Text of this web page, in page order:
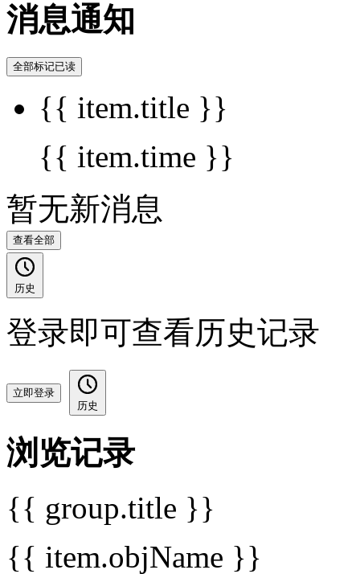
消息通知
全部标记已读
{{ item.title }}
{{ item.time }}
暂无新消息
查看全部
历史
登录即可查看历史记录
立即登录
历史
浏览记录
{{ group.title }}
{{ item.objName }}